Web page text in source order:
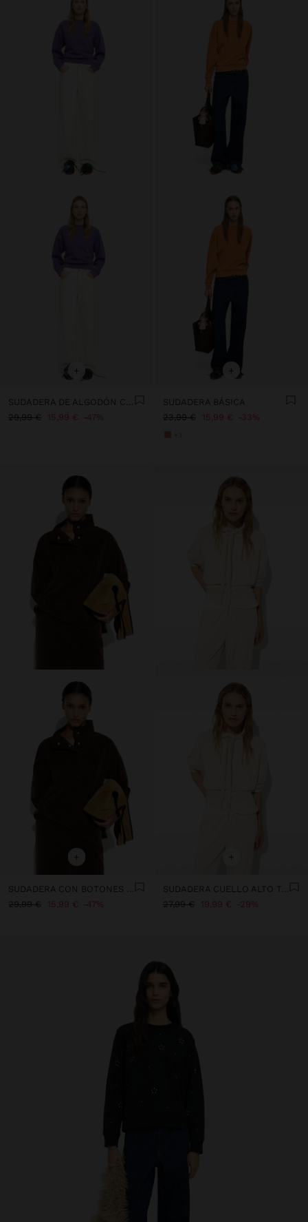
+
SUDADERA DE ALGODÓN CON BORDADO
29,99 €
15,99 € 47%
+
SUDADERA BÁSICA
23,99 €
15,99 € 33%
+
29,99 €
15,99 € 47%
+
27,99 €
19,99 € 29%